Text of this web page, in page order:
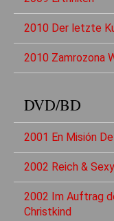
2010 Der letzte
2010 Zamrozona
DVD/BD
2001 En Misión
2002 Reich &
2002 Im Auftrag
Christkind